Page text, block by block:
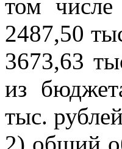
том
2487,50
3673,63
из
тыс.